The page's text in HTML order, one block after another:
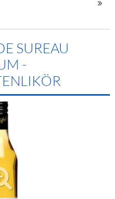
SUREAU
-